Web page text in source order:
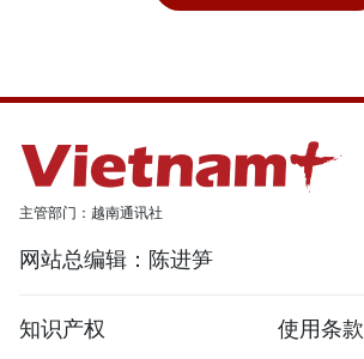
主管部门：越南通讯社
网站总编辑：陈进笋
知识产权
使用条款